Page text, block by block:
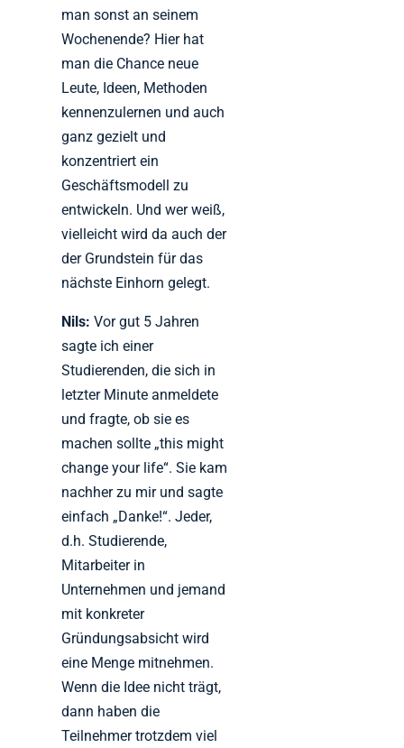
man sonst an seinem
Wochenende? Hier hat
man die Chance neue
Leute, Ideen, Methoden
kennenzulernen und auch
ganz gezielt und
konzentriert ein
Geschäftsmodell zu
entwickeln. Und wer weiß,
vielleicht wird da auch der
der Grundstein für das
nächste Einhorn gelegt.
Nils: Vor gut 5 Jahren
sagte ich einer
Studierenden, die sich in
letzter Minute anmeldete
und fragte, ob sie es
machen sollte „this might
change your life“. Sie kam
nachher zu mir und sagte
einfach „Danke!“. Jeder,
d.h. Studierende,
Mitarbeiter in
Unternehmen und jemand
mit konkreter
Gründungsabsicht wird
eine Menge mitnehmen.
Wenn die Idee nicht trägt,
dann haben die
Teilnehmer trotzdem viel